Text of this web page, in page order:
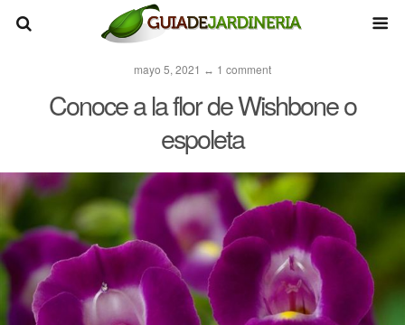
mayo 5, 2021 ↔ 1 comment
Conoce a la flor de Wishbone o
espoleta